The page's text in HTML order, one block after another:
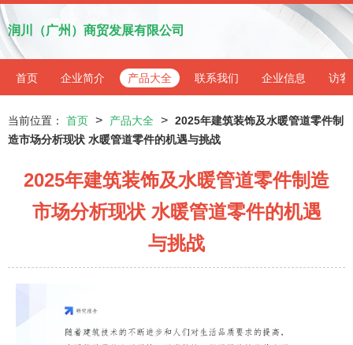
润川（广州）商贸发展有限公司
首页 企业简介 产品大全 联系我们 企业信息 访客
当前位置： 首页 > 产品大全 > 2025年建筑装饰及水暖管道零件制
造市场分析现状 水暖管道零件的机遇与挑战
2025年建筑装饰及水暖管道零件制造
市场分析现状 水暖管道零件的机遇
与挑战